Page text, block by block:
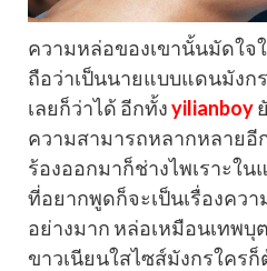
ความหล่อของเขานั้นมัดใจ
ถือว่าเป็นนายแบบแดนมัง
เลยก็ว่าได้ อีกทั้งyilianboy
ความสามารถหลากหลายอี
ร้องออกมาก็ช่างไพเราะใน
ที่อยากพูดก็จะเป็นเรื่องคว
อย่างมาก หล่อเหมือนเทพ
ขาวเนียนใสไซส์มังกรใคร